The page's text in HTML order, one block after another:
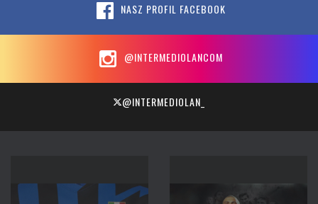
NASZ PROFIL FACEBOOK
@INTERMEDIOLANCOM
@INTERMEDIOLAN_